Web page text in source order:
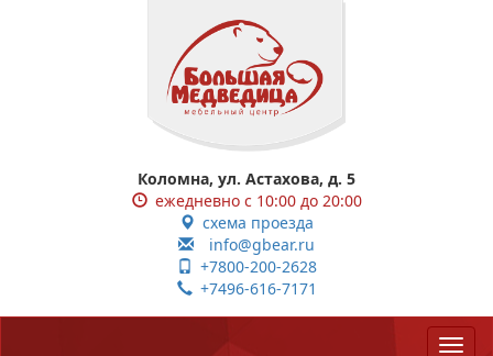
Коломна, ул. Астахова, д. 5
ежедневно с 10:00 до 20:00
схема проезда
info@gbear.ru
+7800-200-2628
+7496-616-7171